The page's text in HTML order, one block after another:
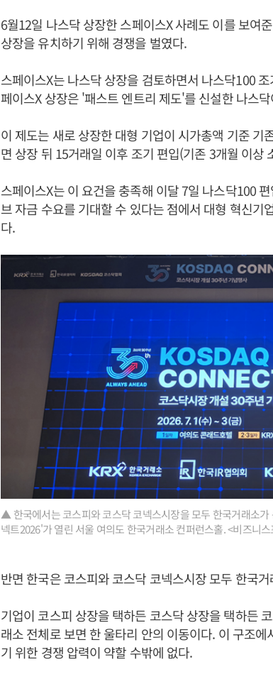
6월12일 나스닥 상장한 스페이스X 사례도 이를 보여
상장을 유치하기 위해 경쟁을 벌였다.
스페이스X는 나스닥 상장을 검토하면서 나스닥100
페이스X 상장은 '패스트 엔트리 제도'를 신설한 나스
이 제도는 새로 상장한 대형 기업이 시가총액 기준 기
면 상장 뒤 15거래일 이후 조기 편입(기존 3개월 이상
스페이스X는 이 요건을 충족해 이달 7일 나스닥100
브 자금 수요를 기대할 수 있다는 점에서 대형 혁신기
다.
▲ 한국에서는 코스피와 코스닥 코넥스시장을 모두 한국거래소
넥트2026'가 열린 서울 여의도 한국거래소 컨퍼런스홀. <비즈니
반면 한국은 코스피와 코스닥 코넥스시장 모두 한국
기업이 코스피 상장을 택하든 코스닥 상장을 택하든
래소 전체로 보면 한 울타리 안의 이동이다. 이 구조
기 위한 경쟁 압력이 약할 수밖에 없다.